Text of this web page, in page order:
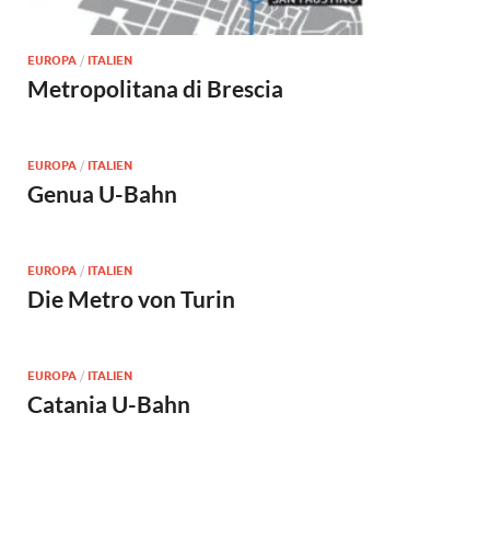
EUROPA / ITALIEN
Metropolitana di Brescia
EUROPA / ITALIEN
Genua U-Bahn
EUROPA / ITALIEN
Die Metro von Turin
EUROPA / ITALIEN
Catania U-Bahn